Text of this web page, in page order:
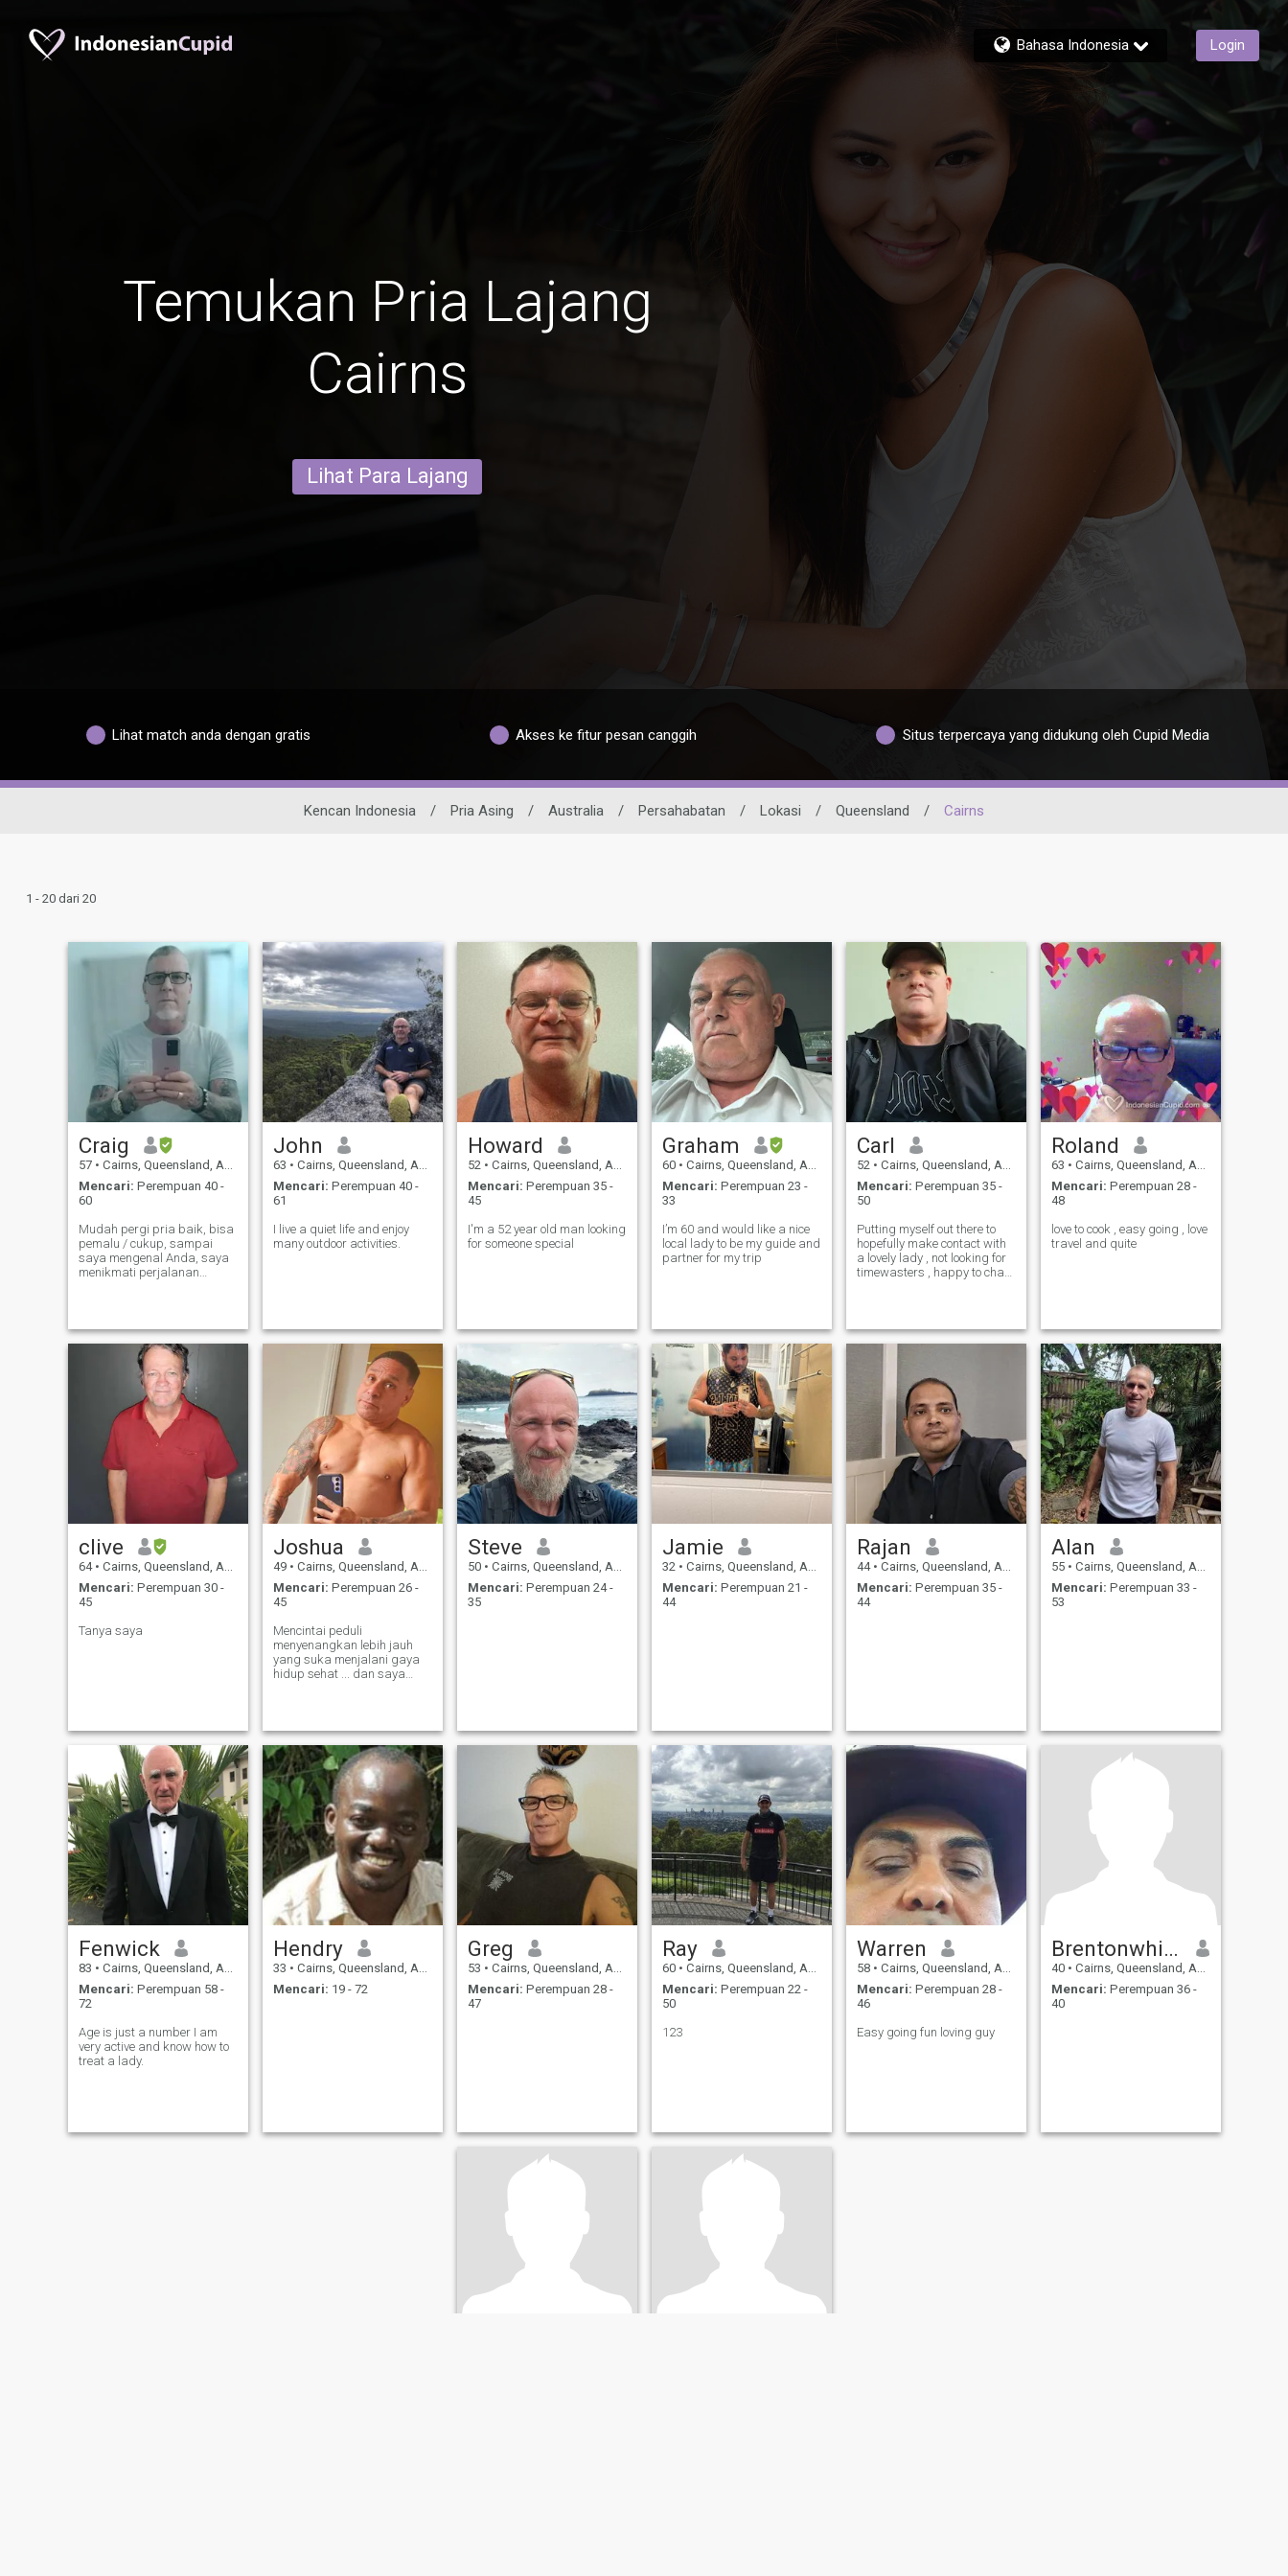
Bahasa Indonesia Login
Temukan Pria Lajang
Cairns
Lihat Para Lajang
Lihat match anda dengan gratis Akses ke fitur pesan canggih Situs terpercaya yang didukung oleh Cupid Media
Kencan Indonesia / Pria Asing / Australia / Persahabatan / Lokasi / Queensland / Cairns
1 - 20 dari 20
Craig
57 • Cairns, Queensland, Australia
Mencari: Perempuan 40 -
60
Mudah pergi pria baik, bisa
pemalu / cukup, sampai
saya mengenal Anda, saya
menikmati perjalanan
dengan banyak cinta untuk
diberikan.
John
63 • Cairns, Queensland, Australia
Mencari: Perempuan 40 -
61
I live a quiet life and enjoy
many outdoor activities.
Howard
52 • Cairns, Queensland, Australia
Mencari: Perempuan 35 -
45
I'm a 52 year old man looking
for someone special
Graham
60 • Cairns, Queensland, Australia
Mencari: Perempuan 23 -
33
I’m 60 and would like a nice
local lady to be my guide and
partner for my trip
Carl
52 • Cairns, Queensland, Australia
Mencari: Perempuan 35 -
50
Putting myself out there to
hopefully make contact with
a lovely lady , not looking for
timewasters , happy to chat
Roland
63 • Cairns, Queensland, Australia
Mencari: Perempuan 28 -
48
love to cook , easy going , love
travel and quite
clive
64 • Cairns, Queensland, Australia
Mencari: Perempuan 30 -
45
Tanya saya
Joshua
49 • Cairns, Queensland, Australia
Mencari: Perempuan 26 -
45
Mencintai peduli
menyenangkan lebih jauh
yang suka menjalani gaya
hidup sehat ... dan saya
Steve
50 • Cairns, Queensland, Australia
Mencari: Perempuan 24 -
35
Jamie
32 • Cairns, Queensland, Australia
Mencari: Perempuan 21 -
44
Rajan
44 • Cairns, Queensland, Australia
Mencari: Perempuan 35 -
44
Alan
55 • Cairns, Queensland, Australia
Mencari: Perempuan 33 -
53
Fenwick
83 • Cairns, Queensland, Australia
Mencari: Perempuan 58 -
72
Age is just a number I am
very active and know how to
treat a lady.
Hendry
33 • Cairns, Queensland, Australia
Mencari: 19 - 72
Greg
53 • Cairns, Queensland, Australia
Mencari: Perempuan 28 -
47
Ray
60 • Cairns, Queensland, Australia
Mencari: Perempuan 22 -
50
123
Warren
58 • Cairns, Queensland, Australia
Mencari: Perempuan 28 -
46
Easy going fun loving guy
Brentonwhite
40 • Cairns, Queensland, Australia
Mencari: Perempuan 36 -
40